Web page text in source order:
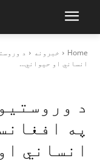
Home خبرونه
د
انساني او حیواني...
د
په
انساني